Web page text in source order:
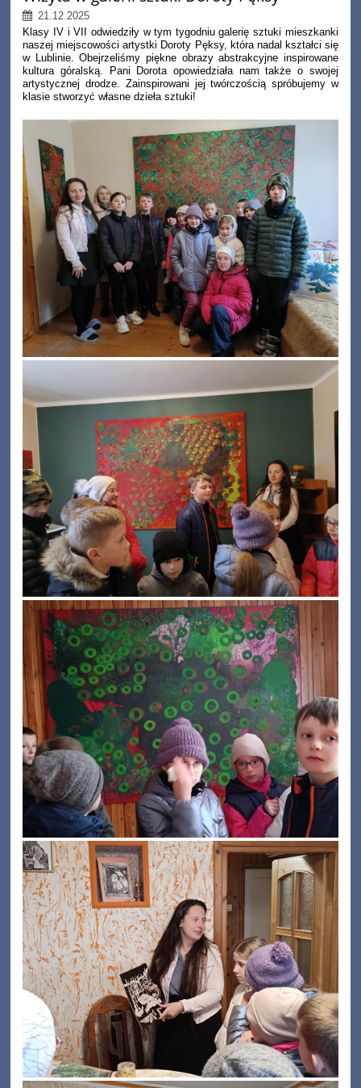
21.12.2025
Klasy IV i VII odwiedziły w tym tygodniu galerię sztuki mieszkanki
naszej miejscowości artystki Doroty Pęksy, która nadal kształci się
w Lublinie. Obejrzeliśmy piękne obrazy abstrakcyjne inspirowane
kultura góralską. Pani Dorota opowiedziała nam także o swojej
artystycznej drodze. Zainspirowani jej twórczością spróbujemy w
klasie stworzyć własne dzieła sztuki!